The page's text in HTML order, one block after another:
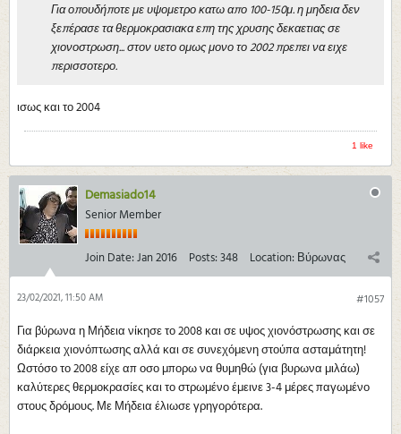
Για οπουδήποτε με υψομετρο κατω απο 100-150μ. η μηδεια δεν
ξεπέρασε τα θερμοκρασιακα επη της χρυσης δεκαετιας σε
χιονοστρωση... στον υετο ομως μονο το 2002 πρεπει να ειχε
περισσοτερο.
ισως και το 2004
1 like
Demasiado14
Senior Member
Join Date:Jan 2016 Posts:348 Location: Βύρωνας
#1057
23/02/2021, 11:50 AM
Για βύρωνα η Μήδεια νίκησε το 2008 και σε υψος χιονόστρωσης και σε
διάρκεια χιονόπτωσης αλλά και σε συνεχόμενη στούπα ασταμάτητη!
Ωστόσο το 2008 είχε απ οσο μπορω να θυμηθώ (για βυρωνα μιλάω)
καλύτερες θερμοκρασίες και το στρωμένο έμεινε 3-4 μέρες παγωμένο
στους δρόμους. Με Μήδεια έλιωσε γρηγορότερα.